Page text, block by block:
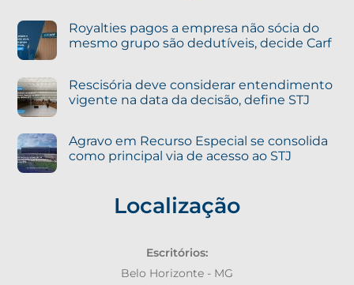
Royalties pagos a empresa não sócia do
mesmo grupo são dedutíveis, decide Carf
Rescisória deve considerar entendimento
vigente na data da decisão, define STJ
Agravo em Recurso Especial se consolida
como principal via de acesso ao STJ
Localização
Escritórios:
Belo Horizonte - MG